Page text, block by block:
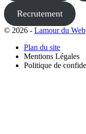
Recrutement
© 2026 - Lamour du Web
Plan du site
Mentions Légales
Politique de